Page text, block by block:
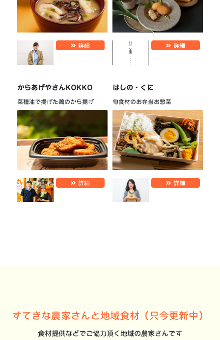
詳細 詳細
からあげやさんKOKKO
菜種油で揚げた鶏のから揚げ
詳細
はしの・くに
旬食材のお弁当お惣菜
詳細
すてきな農家さんと地域食材（只今更新中）
食材提供などでご協力頂く地域の農家さんです